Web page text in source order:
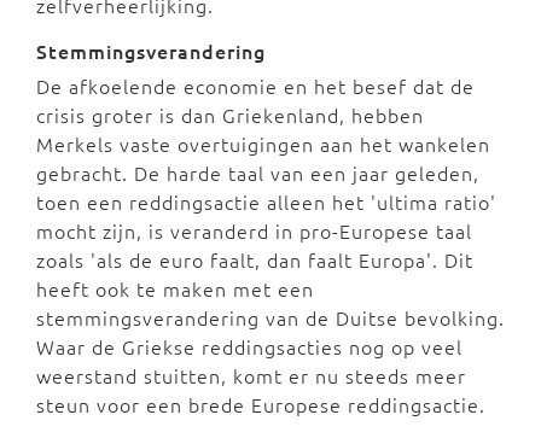
Stemmingsverandering
De afkoelende economie en het besef dat de
crisis groter is dan Griekenland, hebben
Merkels vaste overtuigingen aan het wankelen
gebracht. De harde taal van een jaar geleden,
toen een reddingsactie alleen het 'ultima ratio'
mocht zijn, is veranderd in pro-Europese taal
zoals 'als de euro faalt, dan faalt Europa'. Dit
heeft ook te maken met een
stemmingsverandering van de Duitse bevolking.
Waar de Griekse reddingsacties nog op veel
weerstand stuitten, komt er nu steeds meer
steun voor een brede Europese reddingsactie.